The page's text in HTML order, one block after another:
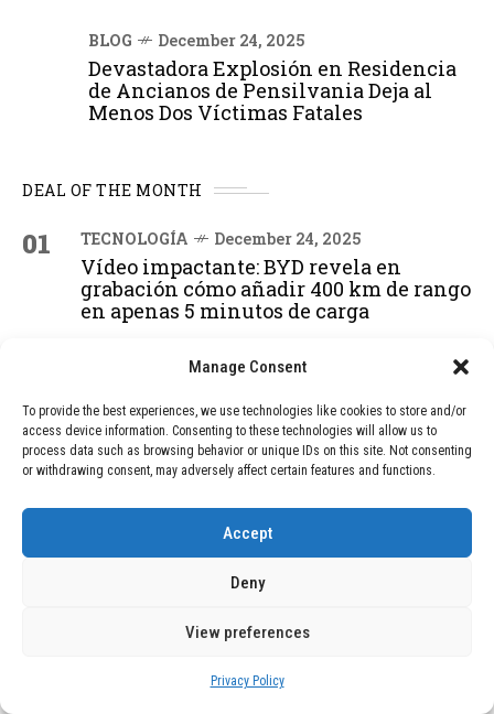
Manage Consent
To provide the best experiences, we use technologies like cookies to store and/or
access device information. Consenting to these technologies will allow us to
process data such as browsing behavior or unique IDs on this site. Not consenting
or withdrawing consent, may adversely affect certain features and functions.
Accept
Deny
View preferences
Privacy Policy
BLOG December 24, 2025
Devastadora Explosión en Residencia
de Ancianos de Pensilvania Deja al
Menos Dos Víctimas Fatales
DEAL OF THE MONTH
01 TECNOLOGÍA December 24, 2025
Vídeo impactante: BYD revela en
grabación cómo añadir 400 km de rango
en apenas 5 minutos de carga
Motor de 800 W, rango de 45 km y
ruedas todo terreno: este scooter cuesta
solo 300 euros y representa una
adquisición impresionante
03 BLOG December 24, 2025
GAME se Une a la Oferta de Balizas V16